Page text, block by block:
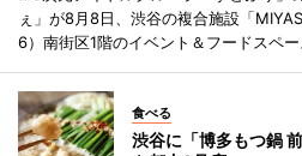
ぇ」が8月8日、渋谷の複合施設「
6）南街区1階のイベント＆フードスペ
食べる
渋谷に「博多もつ鍋